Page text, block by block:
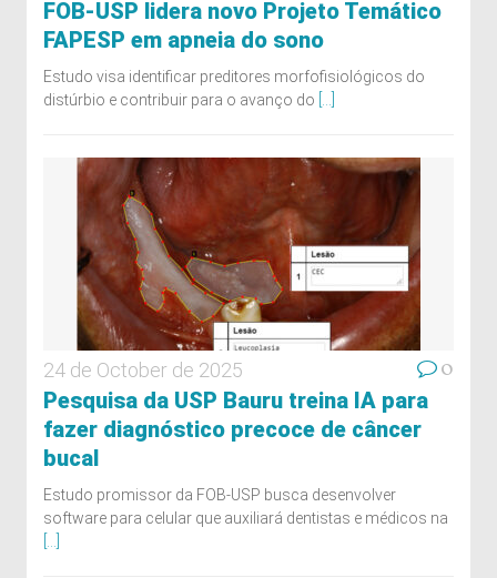
FOB-USP lidera novo Projeto Temático
FAPESP em apneia do sono
Estudo visa identificar preditores morfofisiológicos do
distúrbio e contribuir para o avanço do
24 de October de 2025 0
Pesquisa da USP Bauru treina IA para
fazer diagnóstico precoce de câncer
bucal
Estudo promissor da FOB-USP busca desenvolver
software para celular que auxiliará dentistas e médicos na